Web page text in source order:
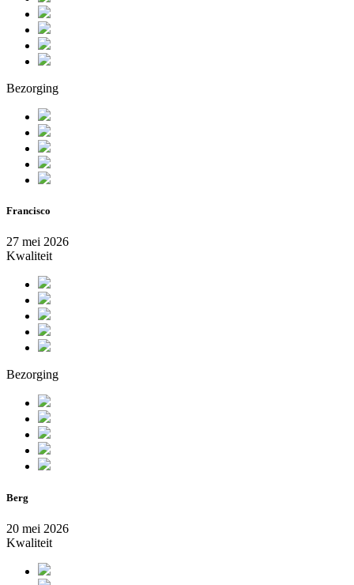
Bezorging
Francisco
27 mei 2026
Kwaliteit
Bezorging
Berg
20 mei 2026
Kwaliteit